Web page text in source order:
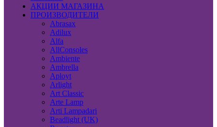
АКЦИИ МАГАЗИНА
ПРОИЗВОДИТЕЛИ
Abrasax
Adilux
Alfa
AllConsoles
Ambiente
Ambrella
Aployt
Arlight
Art Classic
Arte Lamp
Arti Lampadari
Beadlight (UK)